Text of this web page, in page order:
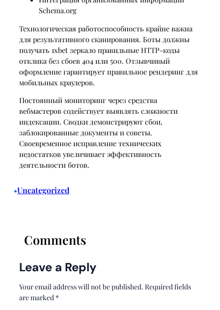
Schema.org
Технологическая работоспособность крайне важна
для результативного сканирования. Боты должны
получать 1xbet зеркало правильные HTTP-коды
отклика без сбоев 404 или 500. Отзывчивый
оформление гарантирует правильное рендеринг для
мобильных краулеров.
Постоянный мониторинг через средства
вебмастеров содействует выявлять сложности
индексации. Сводки демонстрируют сбои,
заблокированные документы и советы.
Своевременное исправление технических
недостатков увеличивает эффективность
деятельности ботов.
•Uncategorized
Comments
Leave a Reply
Your email address will not be published. Required fields
are marked *